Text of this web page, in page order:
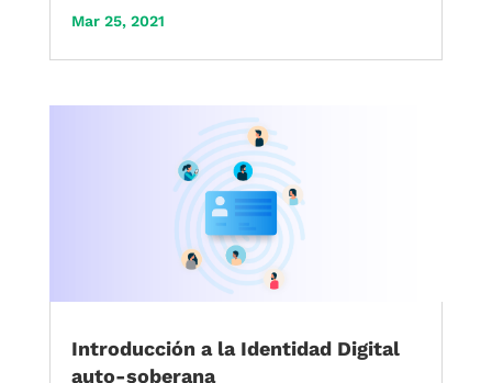
Mar 25, 2021
Introducción a la Identidad Digital
auto-soberana